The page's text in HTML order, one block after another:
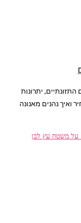
יתרונות
ואיך נהנים מאנונה